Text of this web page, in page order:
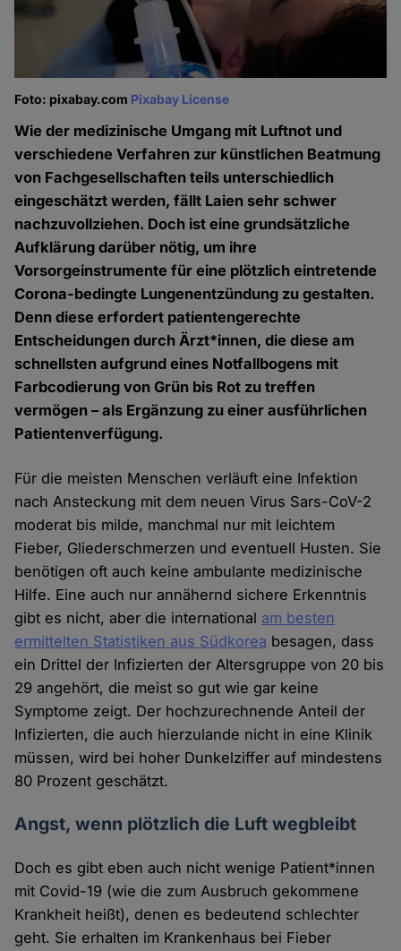
Foto: pixabay.com Pixabay License
Wie der medizinische Umgang mit Luftnot und
verschiedene Verfahren zur künstlichen Beatmung
von Fachgesellschaften teils unterschiedlich
eingeschätzt werden, fällt Laien sehr schwer
nachzuvollziehen. Doch ist eine grundsätzliche
Aufklärung darüber nötig, um ihre
Vorsorgeinstrumente für eine plötzlich eintretende
Corona-bedingte Lungenentzündung zu gestalten.
Denn diese erfordert patientengerechte
Entscheidungen durch Ärzt*innen, die diese am
schnellsten aufgrund eines Notfallbogens mit
Farbcodierung von Grün bis Rot zu treffen
vermögen – als Ergänzung zu einer ausführlichen
Patientenverfügung.
Für die meisten Menschen verläuft eine Infektion
nach Ansteckung mit dem neuen Virus Sars-CoV-2
moderat bis milde, manchmal nur mit leichtem
Fieber, Gliederschmerzen und eventuell Husten. Sie
benötigen oft auch keine ambulante medizinische
Hilfe. Eine auch nur annähernd sichere Erkenntnis
gibt es nicht, aber die international am besten
ermittelten Statistiken aus Südkorea besagen, dass
ein Drittel der Infizierten der Altersgruppe von 20 bis
29 angehört, die meist so gut wie gar keine
Symptome zeigt. Der hochzurechnende Anteil der
Infizierten, die auch hierzulande nicht in eine Klinik
müssen, wird bei hoher Dunkelziffer auf mindestens
80 Prozent geschätzt.
Angst, wenn plötzlich die Luft wegbleibt
Doch es gibt eben auch nicht wenige Patient*innen
mit Covid-19 (wie die zum Ausbruch gekommene
Krankheit heißt), denen es bedeutend schlechter
geht. Sie erhalten im Krankenhaus bei Fieber